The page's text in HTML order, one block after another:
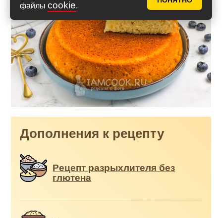
файлы cookie.
Дополнения к рецепту
Рецепт разрыхлителя без
глютена